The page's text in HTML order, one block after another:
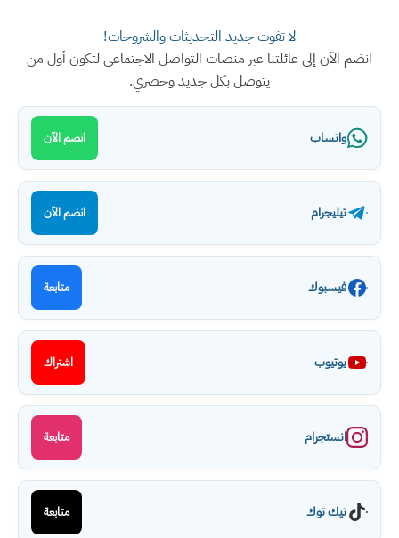
لا تفوت جديد التحديثات والشروحات!
انضم الآن إلى عائلتنا عبر منصات التواصل الاجتماعي لتكون أول من
يتوصل بكل جديد وحصري.
واتساب انضم الآن
تيليجرام انضم الآن
فيسبوك متابعة
يوتيوب اشتراك
انستجرام متابعة
تيك توك متابعة